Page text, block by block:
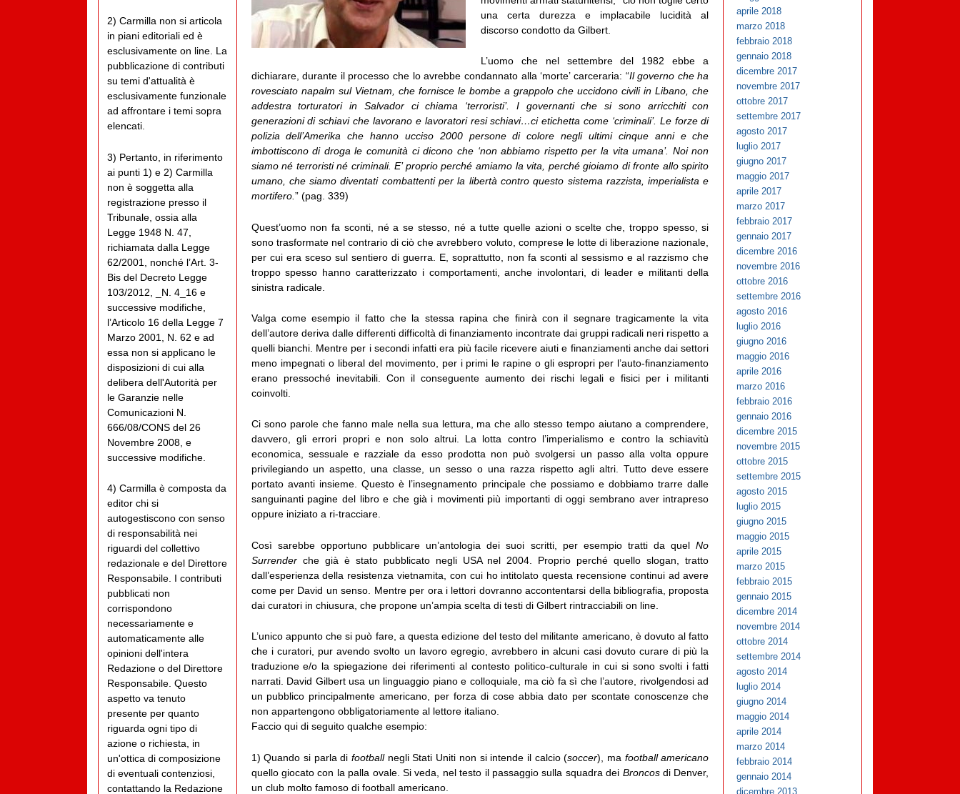
una certa durezza e implacabile lucidità al
discorso condotto da Gilbert.
L’uomo che nel settembre del 1982 ebbe a
dichiarare, durante il processo che lo avrebbe condannato alla ‘morte’ carceraria: “Il governo che ha
rovesciato napalm sul Vietnam, che fornisce le bombe a grappolo che uccidono civili in Libano, che
addestra torturatori in Salvador ci chiama ‘terroristi’. I governanti che si sono arricchiti con
generazioni di schiavi che lavorano e lavoratori resi schiavi…ci etichetta come ‘criminali’. Le forze di
polizia dell’Amerika che hanno ucciso 2000 persone di colore negli ultimi cinque anni e che
imbottiscono di droga le comunità ci dicono che ‘non abbiamo rispetto per la vita umana’. Noi non
siamo né terroristi né criminali. E’ proprio perché amiamo la vita, perché gioiamo di fronte allo spirito
umano, che siamo diventati combattenti per la libertà contro questo sistema razzista, imperialista e
mortifero. ” (pag. 339)
Quest’uomo non fa sconti, né a se stesso, né a tutte quelle azioni o scelte che, troppo spesso, si
sono trasformate nel contrario di ciò che avrebbero voluto, comprese le lotte di liberazione nazionale,
per cui era sceso sul sentiero di guerra. E, soprattutto, non fa sconti al sessismo e al razzismo che
troppo spesso hanno caratterizzato i comportamenti, anche involontari, di leader e militanti della
sinistra radicale.
Valga come esempio il fatto che la stessa rapina che finirà con il segnare tragicamente la vita
dell’autore deriva dalle differenti difficoltà di finanziamento incontrate dai gruppi radicali neri rispetto a
quelli bianchi. Mentre per i secondi infatti era più facile ricevere aiuti e finanziamenti anche dai settori
meno impegnati o liberal del movimento, per i primi le rapine o gli espropri per l’auto-finanziamento
erano pressoché inevitabili. Con il conseguente aumento dei rischi legali e fisici per i militanti
coinvolti.
Ci sono parole che fanno male nella sua lettura, ma che allo stesso tempo aiutano a comprendere,
davvero, gli errori propri e non solo altrui. La lotta contro l’imperialismo e contro la schiavitù
economica, sessuale e razziale da esso prodotta non può svolgersi un passo alla volta oppure
privilegiando un aspetto, una classe, un sesso o una razza rispetto agli altri. Tutto deve essere
portato avanti insieme. Questo è l’insegnamento principale che possiamo e dobbiamo trarre dalle
sanguinanti pagine del libro e che già i movimenti più importanti di oggi sembrano aver intrapreso
oppure iniziato a ri-tracciare.
Così sarebbe opportuno pubblicare un’antologia dei suoi scritti, per esempio tratti da quelNo
Surrenderche già è stato pubblicato negli USA nel 2004. Proprio perché quello slogan, tratto
dall’esperienza della resistenza vietnamita, con cui ho intitolato questa recensione continui ad avere
come per David un senso. Mentre per ora i lettori dovranno accontentarsi della bibliografia, proposta
dai curatori in chiusura, che propone un’ampia scelta di testi di Gilbert rintracciabili on line.
L’unico appunto che si può fare, a questa edizione del testo del militante americano, è dovuto al fatto
che i curatori, pur avendo svolto un lavoro egregio, avrebbero in alcuni casi dovuto curare di più la
traduzione e/o la spiegazione dei riferimenti al contesto politico-culturale in cui si sono svolti i fatti
narrati. David Gilbert usa un linguaggio piano e colloquiale, ma ciò fa sì che l’autore, rivolgendosi ad
un pubblico principalmente americano, per forza di cose abbia dato per scontate conoscenze che
non appartengono obbligatoriamente al lettore italiano.
Faccio qui di seguito qualche esempio:
1) Quando si parla difootballnegli Stati Uniti non si intende il calcio (soccer), ma football americano
quello giocato con la palla ovale. Si veda, nel testo il passaggio sulla squadra dei Broncosdi Denver,
un club molto famoso di football americano.
2) Carmilla non si articola
in piani editoriali ed è
esclusivamente on line. La
pubblicazione di contributi
su temi d'attualità è
esclusivamente funzionale
ad affrontare i temi sopra
elencati.
3) Pertanto, in riferimento
ai punti 1) e 2) Carmilla
non è soggetta alla
registrazione presso il
Tribunale, ossia alla
Legge 1948 N. 47,
richiamata dalla Legge
62/2001, nonché l’Art. 3-
Bis del Decreto Legge
103/2012, _N. 4_16 e
successive modifiche,
l’Articolo 16 della Legge 7
Marzo 2001, N. 62 e ad
essa non si applicano le
disposizioni di cui alla
delibera dell'Autorità per
le Garanzie nelle
Comunicazioni N.
666/08/CONS del 26
Novembre 2008, e
successive modifiche.
4) Carmilla è composta da
editor chi si
autogestiscono con senso
di responsabilità nei
riguardi del collettivo
redazionale e del Direttore
Responsabile. I contributi
pubblicati non
corrispondono
necessariamente e
automaticamente alle
opinioni dell'intera
Redazione o del Direttore
Responsabile. Questo
aspetto va tenuto
presente per quanto
riguarda ogni tipo di
azione o richiesta, in
un'ottica di composizione
di eventuali contenziosi,
contattando la Redazione
aprile 2018
marzo 2018
febbraio 2018
gennaio 2018
dicembre 2017
novembre 2017
ottobre 2017
settembre 2017
agosto 2017
luglio 2017
giugno 2017
maggio 2017
aprile 2017
marzo 2017
febbraio 2017
gennaio 2017
dicembre 2016
novembre 2016
ottobre 2016
settembre 2016
agosto 2016
luglio 2016
giugno 2016
maggio 2016
aprile 2016
marzo 2016
febbraio 2016
gennaio 2016
dicembre 2015
novembre 2015
ottobre 2015
settembre 2015
agosto 2015
luglio 2015
giugno 2015
maggio 2015
aprile 2015
marzo 2015
febbraio 2015
gennaio 2015
dicembre 2014
novembre 2014
ottobre 2014
settembre 2014
agosto 2014
luglio 2014
giugno 2014
maggio 2014
aprile 2014
marzo 2014
febbraio 2014
gennaio 2014
dicembre 2013